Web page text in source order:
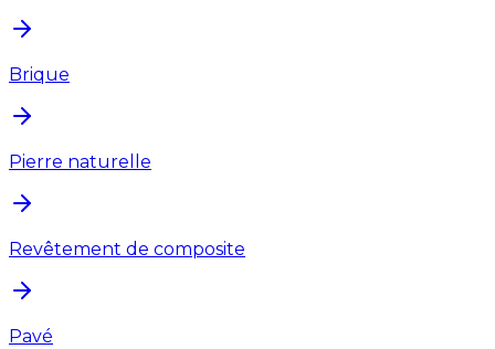
Brique
Pierre naturelle
Revêtement de composite
Pavé